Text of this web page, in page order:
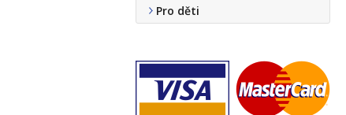
Pro děti